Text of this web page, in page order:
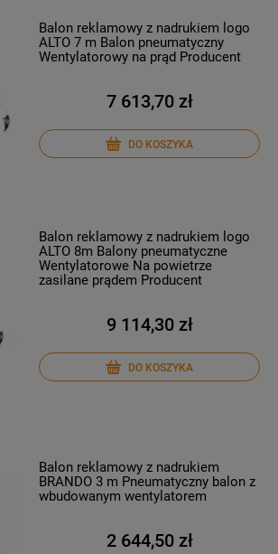
Balon reklamowy z nadrukiem logo
ALTO 7 m Balon pneumatyczny
Wentylatorowy na prąd Producent
7 613,70 zł
DO KOSZYKA
Balon reklamowy z nadrukiem logo
ALTO 8m Balony pneumatyczne
Wentylatorowe Na powietrze
zasilane prądem Producent
9 114,30 zł
DO KOSZYKA
Balon reklamowy z nadrukiem
BRANDO 3 m Pneumatyczny balon z
wbudowanym wentylatorem
2 644,50 zł